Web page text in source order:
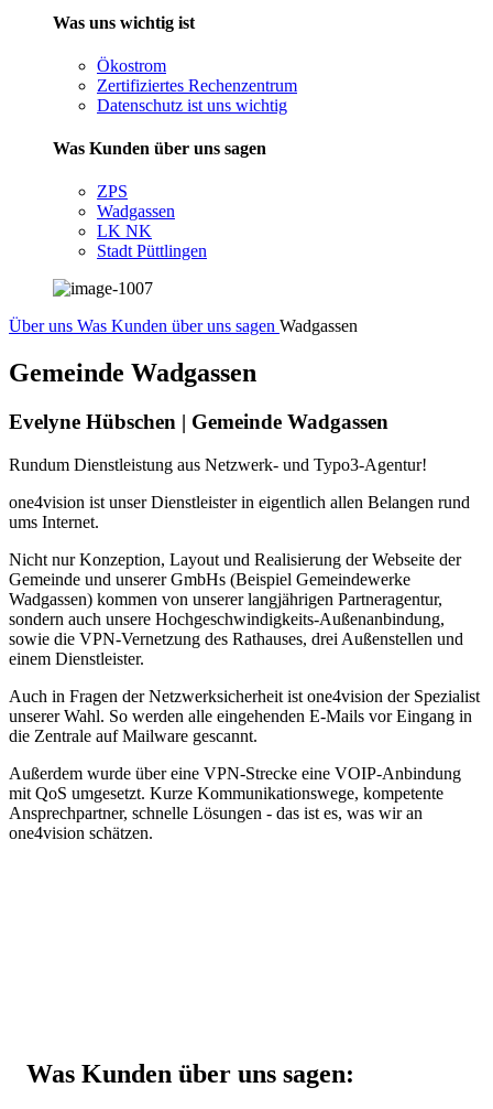
Was uns wichtig ist
Ökostrom
Zertifiziertes Rechenzentrum
Datenschutz ist uns wichtig
Was Kunden über uns sagen
ZPS
Wadgassen
LK NK
Stadt Püttlingen
Über uns Was Kunden über uns sagen Wadgassen
Gemeinde Wadgassen
Evelyne Hübschen | Gemeinde Wadgassen
Rundum Dienstleistung aus Netzwerk- und Typo3-Agentur!
one4vision ist unser Dienstleister in eigentlich allen Belangen rund
ums Internet.
Nicht nur Konzeption, Layout und Realisierung der Webseite der
Gemeinde und unserer GmbHs (Beispiel Gemeindewerke
Wadgassen) kommen von unserer langjährigen Partneragentur,
sondern auch unsere Hochgeschwindigkeits-Außenanbindung,
sowie die VPN-Vernetzung des Rathauses, drei Außenstellen und
einem Dienstleister.
Auch in Fragen der Netzwerksicherheit ist one4vision der Spezialist
unserer Wahl. So werden alle eingehenden E-Mails vor Eingang in
die Zentrale auf Mailware gescannt.
Außerdem wurde über eine VPN-Strecke eine VOIP-Anbindung
mit QoS umgesetzt. Kurze Kommunikationswege, kompetente
Ansprechpartner, schnelle Lösungen - das ist es, was wir an
one4vision schätzen.
Was Kunden über uns sagen: